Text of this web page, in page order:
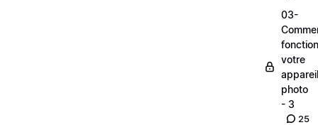
03-
votre
appareil
photo
- 3
25